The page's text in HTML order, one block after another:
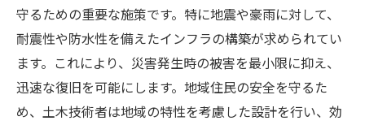
守るための重要な施策です。特に地震や豪雨に対して、
耐震性や防水性を備えたインフラの構築が求められてい
ます。これにより、災害発生時の被害を最小限に抑え、
迅速な復旧を可能にします。地域住民の安全を守るた
め、土木技術者は地域の特性を考慮した設計を行い、効